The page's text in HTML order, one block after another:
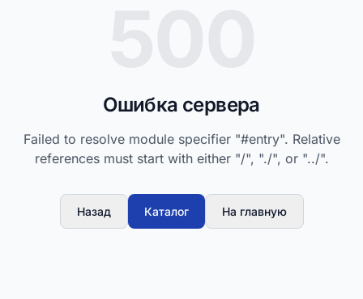
Ошибка сервера
Failed to resolve module specifier "#entry". Relative
references must start with either "/", "./", or "../".
Назад Каталог На главную